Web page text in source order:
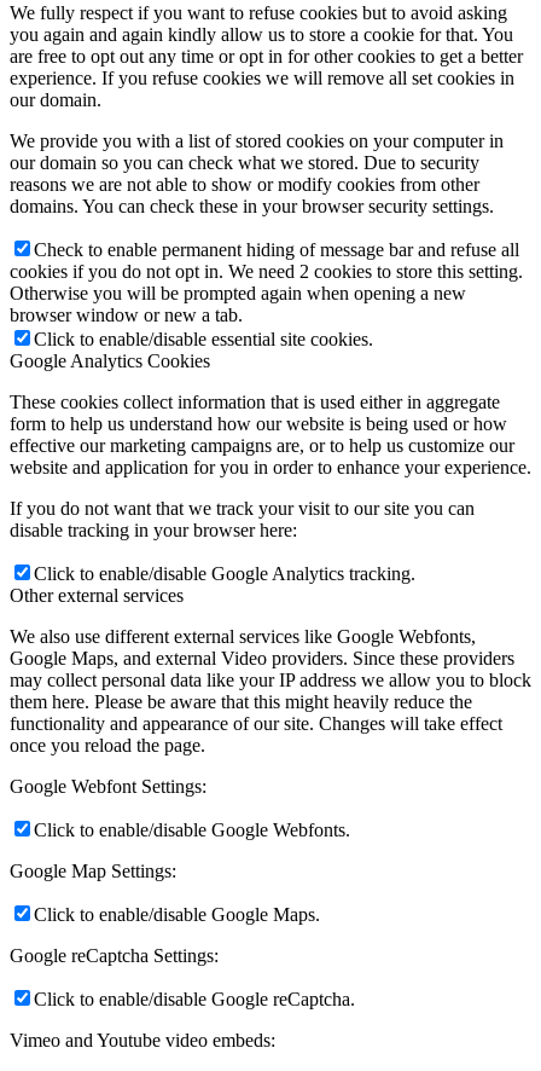
We fully respect if you want to refuse cookies but to avoid asking
you again and again kindly allow us to store a cookie for that. You
are free to opt out any time or opt in for other cookies to get a better
experience. If you refuse cookies we will remove all set cookies in
our domain.
We provide you with a list of stored cookies on your computer in
our domain so you can check what we stored. Due to security
reasons we are not able to show or modify cookies from other
domains. You can check these in your browser security settings.
Check to enable permanent hiding of message bar and refuse all
cookies if you do not opt in. We need 2 cookies to store this setting.
Otherwise you will be prompted again when opening a new
browser window or new a tab.
Click to enable/disable essential site cookies.
Google Analytics Cookies
These cookies collect information that is used either in aggregate
form to help us understand how our website is being used or how
effective our marketing campaigns are, or to help us customize our
website and application for you in order to enhance your experience.
If you do not want that we track your visit to our site you can
disable tracking in your browser here:
Click to enable/disable Google Analytics tracking.
Other external services
We also use different external services like Google Webfonts,
Google Maps, and external Video providers. Since these providers
may collect personal data like your IP address we allow you to block
them here. Please be aware that this might heavily reduce the
functionality and appearance of our site. Changes will take effect
once you reload the page.
Google Webfont Settings:
Click to enable/disable Google Webfonts.
Google Map Settings:
Click to enable/disable Google Maps.
Google reCaptcha Settings:
Click to enable/disable Google reCaptcha.
Vimeo and Youtube video embeds: